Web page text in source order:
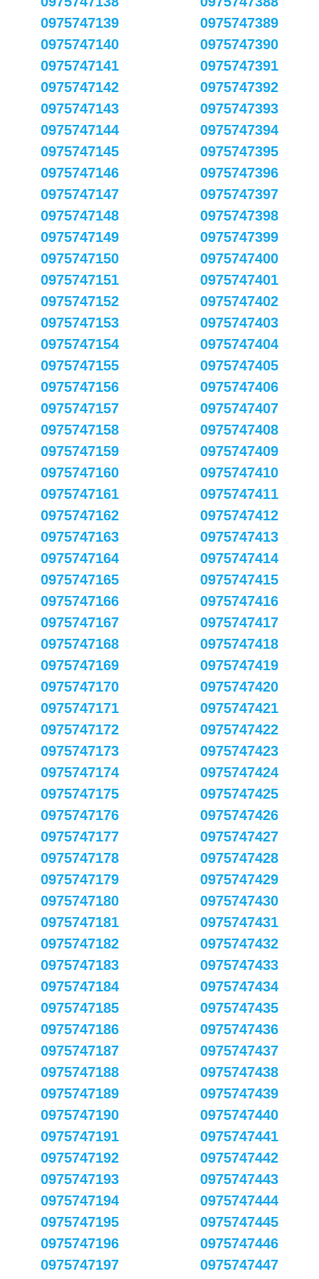
0975747139
0975747140
0975747141
0975747142
0975747143
0975747144
0975747145
0975747146
0975747147
0975747148
0975747149
0975747150
0975747151
0975747152
0975747153
0975747154
0975747155
0975747156
0975747157
0975747158
0975747159
0975747160
0975747161
0975747162
0975747163
0975747164
0975747165
0975747166
0975747167
0975747168
0975747169
0975747170
0975747171
0975747172
0975747173
0975747174
0975747175
0975747176
0975747177
0975747178
0975747179
0975747180
0975747181
0975747182
0975747183
0975747184
0975747185
0975747186
0975747187
0975747188
0975747189
0975747190
0975747191
0975747192
0975747193
0975747194
0975747195
0975747196
0975747197
0975747389
0975747390
0975747391
0975747392
0975747393
0975747394
0975747395
0975747396
0975747397
0975747398
0975747399
0975747400
0975747401
0975747402
0975747403
0975747404
0975747405
0975747406
0975747407
0975747408
0975747409
0975747410
0975747411
0975747412
0975747413
0975747414
0975747415
0975747416
0975747417
0975747418
0975747419
0975747420
0975747421
0975747422
0975747423
0975747424
0975747425
0975747426
0975747427
0975747428
0975747429
0975747430
0975747431
0975747432
0975747433
0975747434
0975747435
0975747436
0975747437
0975747438
0975747439
0975747440
0975747441
0975747442
0975747443
0975747444
0975747445
0975747446
0975747447